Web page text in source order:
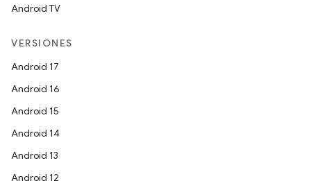
Android TV
VERSIONES
Android 17
Android 16
Android 15
Android 14
Android 13
Android 12